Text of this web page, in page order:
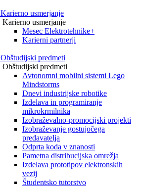
Karierno usmerjanje
Karierno usmerjanje
Mesec Elektrotehnike+
Karierni partnerji
Obštudijski predmeti
Obštudijski predmeti
Avtonomni mobilni sistemi Lego
Mindstorms
Dnevi industrijske robotike
Izdelava in programiranje
mikrokrmilnika
Izobraževalno-promocijski projekti
Izobraževanje gostujočega
predavatelja
Odprta koda v znanosti
Pametna distribucijska omrežja
Izdelava prototipov elektronskih
vezij
Študentsko tutorstvo